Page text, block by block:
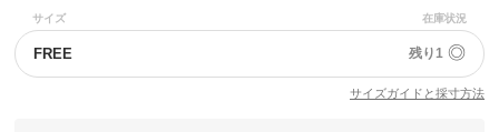
サイズ 在庫状況
FREE 残り1 ◎
サイズガイドと採寸方法